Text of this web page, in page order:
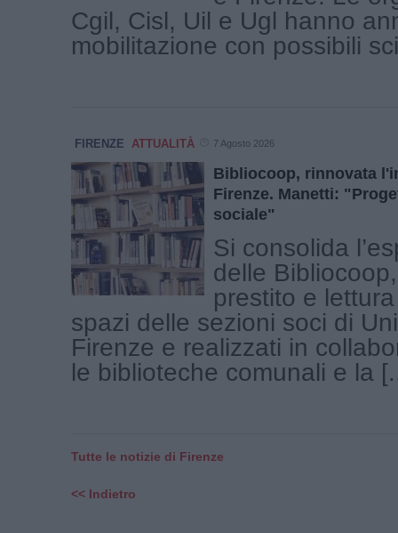
Cgil, Cisl, Uil e Ugl hanno
mobilitazione con possibili
FIRENZE ATTUALITÀ 7 Agosto 2026
Bibliocoop, rinnovata
Firenze. Manetti:
sociale"
Si consolida
delle
prestito e
spazi delle sezioni soci di
Firenze e realizzati in
le biblioteche comunali e la
Tutte le notizie di Firenze
<< Indietro